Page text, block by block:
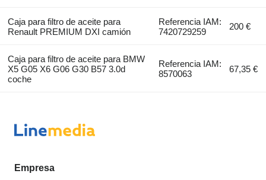
Caja para filtro de aceite para
Renault PREMIUM DXI camión
Referencia IAM:
7420729259
200 €
Caja para filtro de aceite para BMW
X5 G05 X6 G06 G30 B57 3.0d
coche
Referencia IAM:
8570063
67,35 €
Empresa